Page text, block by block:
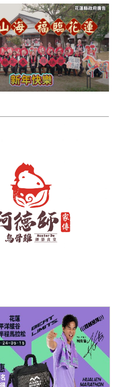
澎湖縣
香港
台東市
雲林縣
長濱鄉
彰化縣